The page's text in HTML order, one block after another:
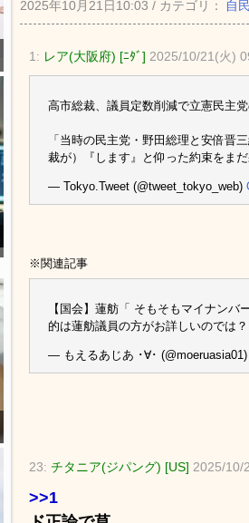
2025年10月21日10:03 / カテゴリ： 自
1: レア(大阪府) [ﾆﾀﾞ] 2025/10/21(火)
高市総裁、議員定数削減で立憲民主
「当時の民主党・野田総理と安倍晋
裁が）『します』と仰った約束をま
— Tokyo.Tweet (@tweet_tokyo_web)
※関連記事
【国会】蓮舫「 そもそもマイナン
的は蓮舫議員の方がお詳しいのでは
— もえるあじあ ･∀･ (@moeruasia01)
23: チタニア(ジパング) [US] 2025/10/
>>1